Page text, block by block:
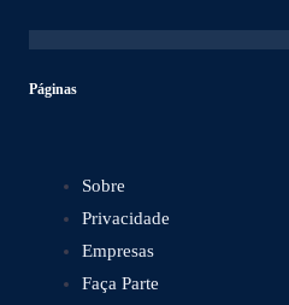
Páginas
Sobre
Privacidade
Empresas
Faça Parte